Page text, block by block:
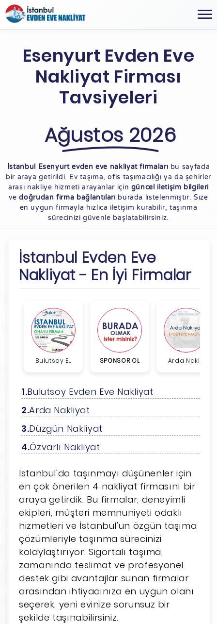
Esenyurt Evden Eve
Nakliyat Firması
Tavsiyeleri
Ağustos 2026
İstanbul Esenyurt evden eve nakliyat firmaları bu sayfada
bir araya getirildi. Ev taşıma, ofis taşımacılığı ya da şehirler
arası nakliye hizmeti arayanlar için güncel iletişim bilgileri
vedoğrudan firma bağlantıları burada listelenmiştir. Size
en uygun firmayla hızlıca iletişim kurabilir, taşınma
sürecinizi güvenle başlatabilirsiniz.
İstanbul Evden Eve
Nakliyat - En İyi Firmalar
Bulutsoy E... SPONSOR OL Arda Nakli...
Bulutsoy Evden Eve Nakliyat
Arda Nakliyat
Düzgün Nakliyat
Özvarlı Nakliyat
İstanbul'da taşınmayı düşünenler için
en çok önerilen 4 nakliyat firmasını bir
araya getirdik. Bu firmalar, deneyimli
ekipleri, müşteri memnuniyeti odaklı
hizmetleri ve İstanbul'un özgün taşıma
çözümleriyle taşınma sürecinizi
kolaylaştırıyor. Sigortalı taşıma,
zamanında teslimat ve profesyonel
destek gibi avantajlar sunan firmalar
arasından ihtiyacınıza en uygun olanı
seçerek, yeni evinize sorunsuz bir
şekilde taşınabilirsiniz.